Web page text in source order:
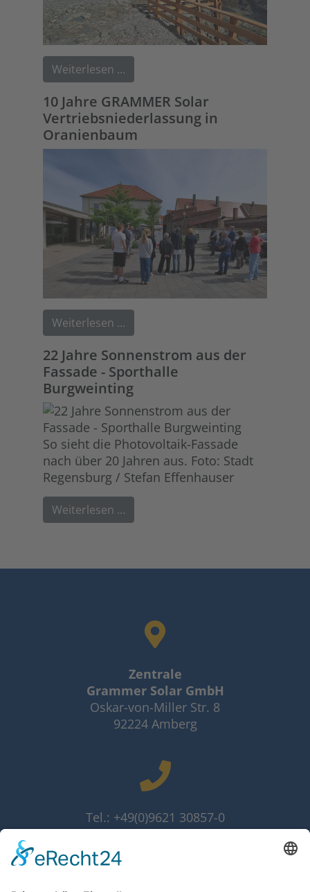
Weiterlesen …
10 Jahre GRAMMER Solar
Vertriebsniederlassung in
Oranienbaum
Weiterlesen …
22 Jahre Sonnenstrom aus der
Fassade - Sporthalle
Burgweinting
So sieht die Photovoltaik-Fassade
nach über 20 Jahren aus. Foto: Stadt
Regensburg / Stefan Effenhauser
Weiterlesen …
Zentrale
Grammer Solar GmbH
Oskar-von-Miller Str. 8
92224 Amberg
Tel.: +49(0)9621 30857-0
Fax: +49(0)9621 30857-10